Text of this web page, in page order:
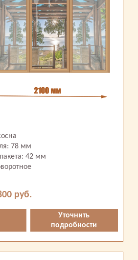
78 мм
42 мм
руб.
Уточнить
подробности